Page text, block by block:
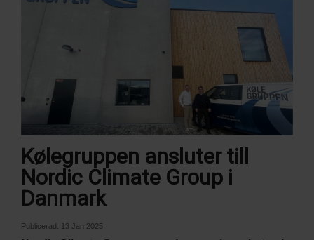
Kølegruppen ansluter till
Nordic Climate Group i
Danmark
Publicerad: 13 Jan 2025